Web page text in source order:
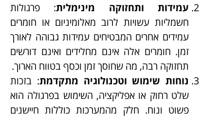
עמידות ותחזוקה מינימלית: פרגולות
חשמליות עשויות לרוב מאלומיניום או חומרים
עמידים אחרים המבטיחים עמידות גבוהה לאורך
זמן. חומרים אלה אינם מחלידים ואינם דורשים
תחזוקה רבה, מה שחוסך זמן וכסף בטווח הארוך.
נוחות שימוש וטכנולוגיה מתקדמת: בזכות
שלט רחוק או אפליקציה, השימוש בפרגולה הוא
פשוט ונוח. חלק מהמערכות כוללות חיישנים